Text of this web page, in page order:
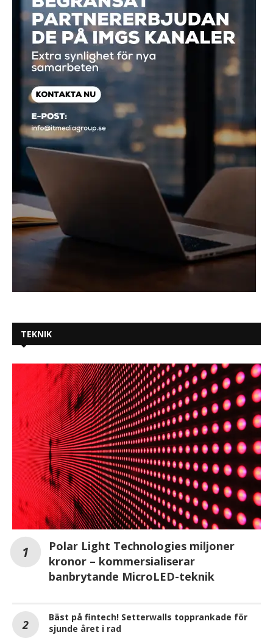
TEKNIK
Polar Light Technologies miljoner
kronor – kommersialiserar
banbrytande MicroLED-teknik
Bäst på fintech! Setterwalls topprankade för
sjunde året i rad